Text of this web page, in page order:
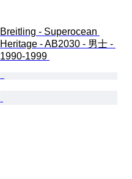
Breitling - Superocean
Heritage - AB2030 - 男士 -
1990-1999